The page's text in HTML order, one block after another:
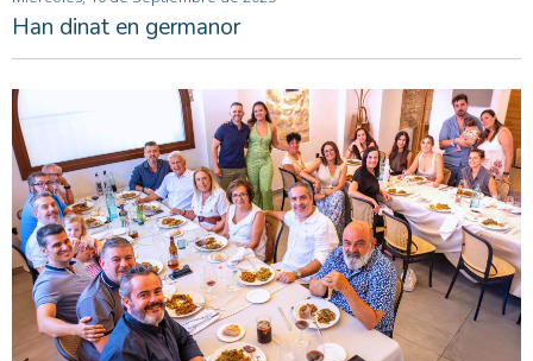
Han dinat en germanor